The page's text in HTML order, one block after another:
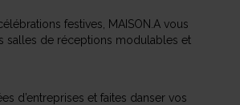
festives, MAISON.A vous
salles de réceptions modulables et
d’entreprises et faites danser vos